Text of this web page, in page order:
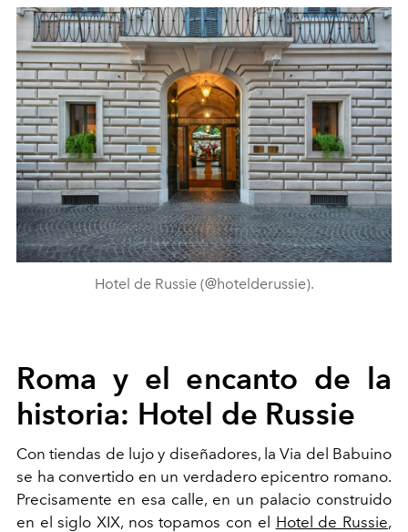
Hotel de Russie (@hotelderussie).
Roma y el encanto de la
historia: Hotel de Russie
Con tiendas de lujo y diseñadores, la Via del Babuino
se ha convertido en un verdadero epicentro romano.
Precisamente en esa calle, en un palacio construido
en el siglo XIX, nos topamos con el Hotel de Russie,